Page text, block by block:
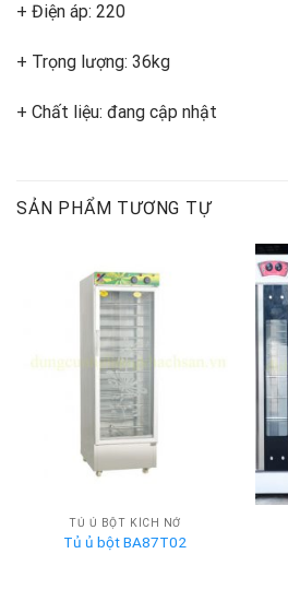
+ Điện áp: 220
+ Trọng lượng: 36kg
+ Chất liệu: đang cập nhật
SẢN PHẨM TƯƠNG TỰ
TỦ Ủ BỘT KÍCH NỞ
Tủ ủ bột BA87T02